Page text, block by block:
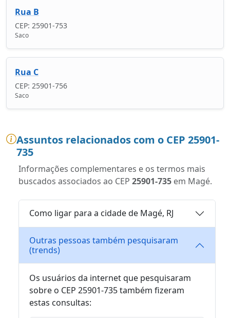
Rua B
CEP: 25901-753
Saco
Rua C
CEP: 25901-756
Saco
Assuntos relacionados com o CEP 25901-
735
Informações complementares e os termos mais
buscados associados ao CEP 25901-735 em Magé.
Como ligar para a cidade de Magé, RJ
Outras pessoas também pesquisaram
(trends)
Os usuários da internet que pesquisaram
sobre o CEP 25901-735 também fizeram
estas consultas: